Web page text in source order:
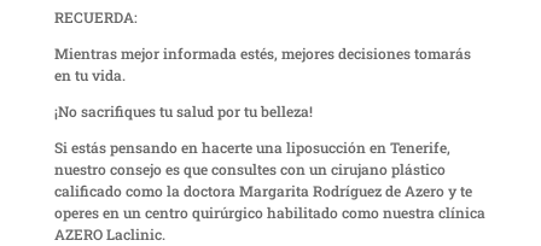
RECUERDA:
Mientras mejor informada estés, mejores decisiones tomarás
en tu vida.
¡No sacrifiques tu salud por tu belleza!
Si estás pensando en hacerte una liposucción en Tenerife,
nuestro consejo es que consultes con un cirujano plástico
calificado como la doctora Margarita Rodríguez de Azero y te
operes en un centro quirúrgico habilitado como nuestra clínica
AZERO Laclinic.